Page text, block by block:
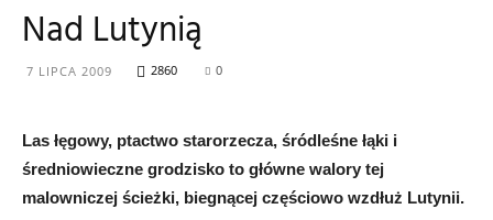
Abrys
Nad Lutynią
7 LIPCA 2009 2860 0
Las łęgowy, ptactwo starorzecza, śródleśne łąki i
średniowieczne grodzisko to główne walory tej
malowniczej ścieżki, biegnącej częściowo wzdłuż Lutynii.